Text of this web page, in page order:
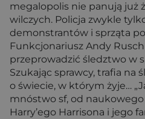
megalopolis nie panują już
wilczych. Policja zwykle
demonstrantów i sprząta
Funkcjonariusz Andy
przeprowadzić śledztwo w
Szukając sprawcy, trafia na
o świecie, w którym żyje…
mnóstwo sf, od naukowego
Harry’ego Harrisona i jego